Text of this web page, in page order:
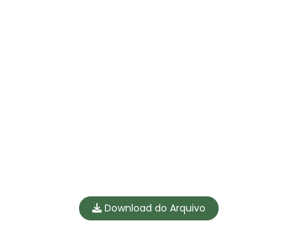
Download do Arquivo